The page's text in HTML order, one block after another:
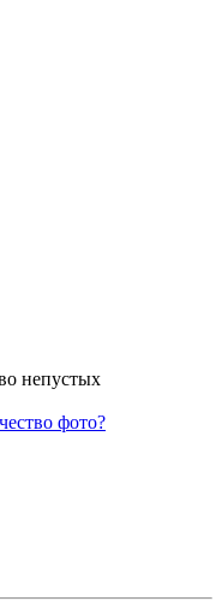
непустых
фото?